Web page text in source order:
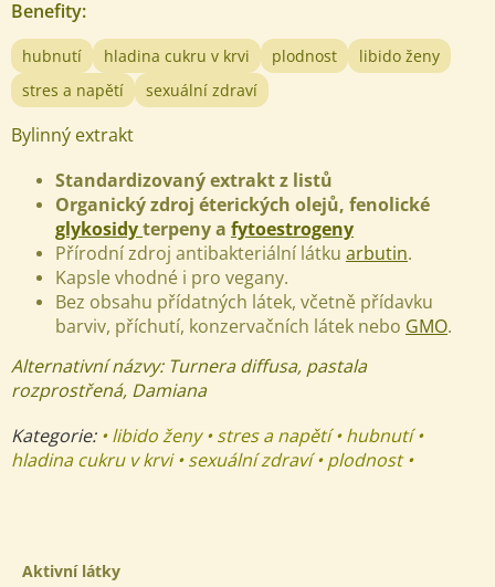
Benefity:
hubnutí hladina cukru v krvi plodnost
libido ženy
stres a napětí
sexuální zdraví
Bylinný extrakt
Standardizovaný extrakt z listů
Organický zdroj éterických olejů, fenolické
glykosidyterpeny a fytoestrogeny
Přírodní zdroj antibakteriální látku arbutin.
Kapsle vhodné i pro vegany.
Bez obsahu přídatných látek, včetně přídavku
barviv, příchutí, konzervačních látek nebo GMO.
Alternativní názvy: Turnera diffusa, pastala
rozprostřená, Damiana
Kategorie: • libido ženy • stres a napětí • hubnutí •
hladina cukru v krvi • sexuální zdraví • plodnost •
Aktivní látky